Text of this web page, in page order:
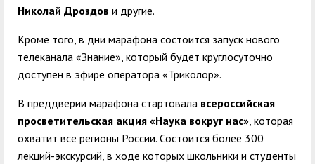
Николай Дроздов и другие.
Кроме того, в дни марафона состоится запуск нового
телеканала «Знание», который будет круглосуточно
доступен в эфире оператора «Триколор».
В преддверии марафона стартовала всероссийская
просветительская акция «Наука вокруг нас», которая
охватит все регионы России. Состоится более 300
лекций-экскурсий, в ходе которых школьники и студенты